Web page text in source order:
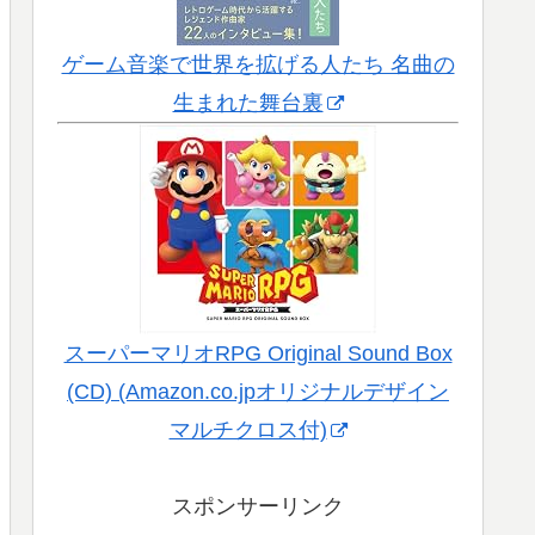
ゲーム音楽で世界を拡げる人たち 名曲の
生まれた舞台裏
スーパーマリオRPG Original Sound Box
(CD) (Amazon.co.jpオリジナルデザイン
マルチクロス付)
スポンサーリンク